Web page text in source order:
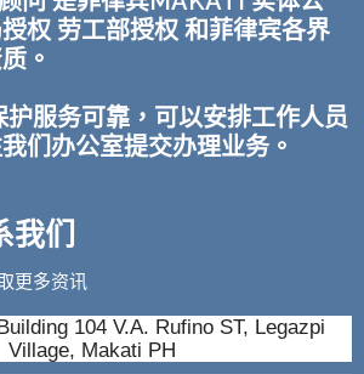
权 劳工部授权 和菲律宾各界
。
服务可靠，可以安排工作人员
们办公室提交办理业务。
我们
更多资讯
104 V.A. Rufino ST, Legazpi
Village, Makati PH